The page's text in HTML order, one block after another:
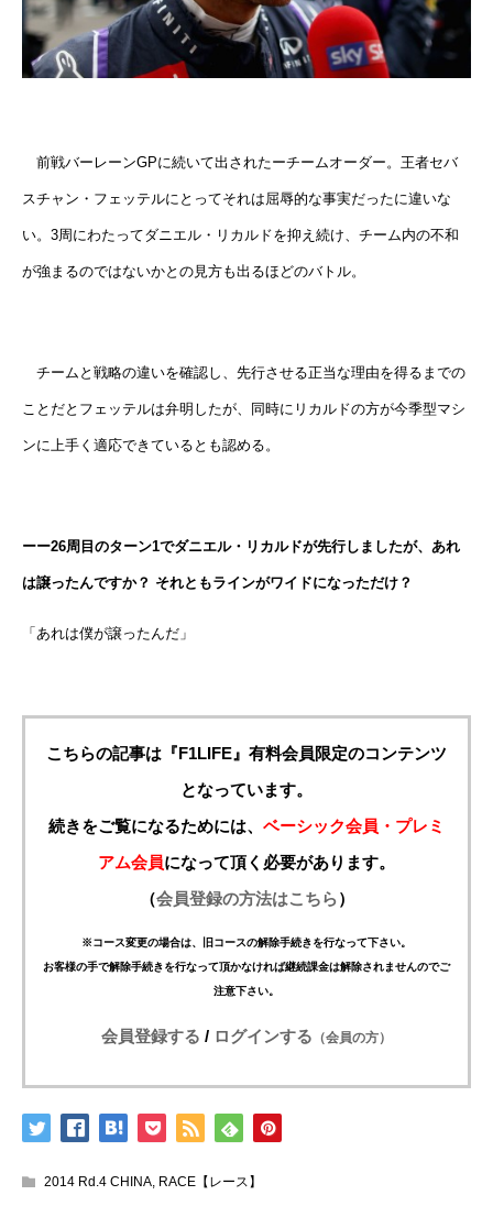
前戦バーレーンGPに続いて出されたーチームオーダー。王者セバ
スチャン・フェッテルにとってそれは屈辱的な事実だったに違いな
い。3周にわたってダニエル・リカルドを抑え続け、チーム内の不和
が強まるのではないかとの見方も出るほどのバトル。
チームと戦略の違いを確認し、先行させる正当な理由を得るまでの
ことだとフェッテルは弁明したが、同時にリカルドの方が今季型マシ
ンに上手く適応できているとも認める。
ーー26周目のターン1でダニエル・リカルドが先行しましたが、あれ
は譲ったんですか？ それともラインがワイドになっただけ？
「あれは僕が譲ったんだ」
こちらの記事は『F1LIFE』有料会員限定のコンテンツ
となっています。
続きをご覧になるためには、 ベーシック会員・プレミ
アム会員になって頂く必要があります。
（会員登録の方法はこちら）
※コース変更の場合は、旧コースの解除手続きを行なって下さい。
お客様の手で解除手続きを行なって頂かなければ継続課金は解除されませんのでご
注意下さい。
会員登録する / ログインする （会員の方）
2014 Rd.4 CHINA, RACE【レース】